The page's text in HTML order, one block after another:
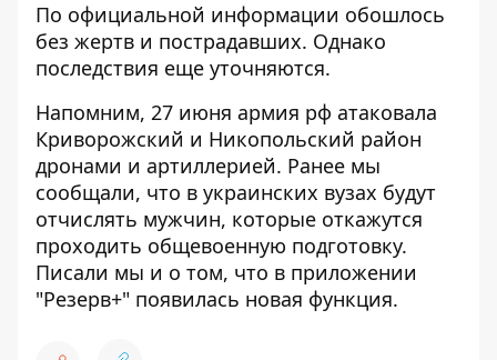
По официальной информации обошлось
без жертв и пострадавших. Однако
последствия еще уточняются.
Напомним, 27 июня армия рф атаковала
Криворожский и Никопольский район
дронами и артиллерией. Ранее мы
сообщали, что в украинских вузах будут
отчислять мужчин, которые откажутся
проходить общевоенную подготовку.
Писали мы и о том, что в приложении
"Резерв+" появилась новая функция.